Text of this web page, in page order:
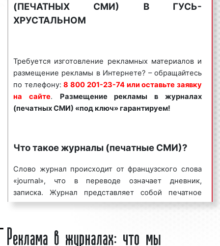
эффективных рекламных кампаний в журналах
(печатных СМИ) в Гусь-Хрустальном и
Хрустальном и Владимирской области необходимо
обращаться по телефону:8 800 201-23-74 или
оставить заявку на сайте. Размещение рекламы в
журналах (печатных СМИ)«под ключ»
гарантируем!
Групп» помогут вам разместить рекламу в
журналах (печатных СМИ). Нашим агентством
выполнено большое количество заказов. Многие
наши клиенты используют рекламу в журналах
(печатных СМИ) в Гусь-Хрустальном и
Владимирской области в качестве основной
объясняется тем, что аудитория журналов
(ПЕЧАТНЫХ СМИ) В ГУСЬ-
ХРУСТАЛЬНОМ
Требуется изготовление рекламных материалов и
размещение рекламы в Интернете? – обращайтесь
по телефону:8 800 201-23-74 или оставьте заявку
на сайте. Размещение рекламы вжурналах
(печатных СМИ) «под ключ» гарантируем!
Что такое журналы (печатные СМИ)?
Слово журнал происходит от французского слова
«journal», что в переводе означает дневник,
записка. Журнал представляет собой печатное
периодическое издание, имеющее постоянную
производственным и др. вопросам, литературно-
Реклама в журналах: что мы